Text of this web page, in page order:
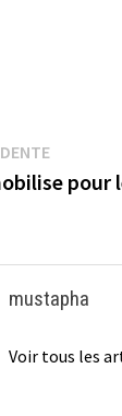
pour
mustapha
Voir tous les